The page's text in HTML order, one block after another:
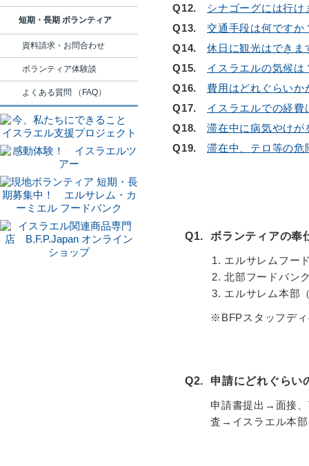
Q12.
シナゴーグには行け
Q13.
交通手段は何ですか
Q14.
休日に観光はできま
Q15.
イスラエルの気候は
Q16.
費用はどれぐらいか
Q17.
イスラエルでの経
Q18.
滞在中に病気やけが
Q19.
滞在中、テロ等の危
Q1. ボランティアの奉
エルサレムフー
北部フードバン
エルサレム本部
※BFPスタッフデ
Q2. 申請にどれぐらい
申請書提出→面接
査→イスラエル本部
短期・長期 ボランティア
資料請求・お問合わせ
ボランティア体験談
よくある質問 （FAQ）